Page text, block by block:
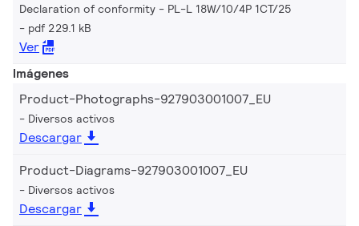
Declaration of conformity - PL-L 18W/10/4P 1CT/25
pdf 229.1 kB
Ver
Imágenes
Product-Photographs-927903001007_EU
Diversos activos
Descargar
Product-Diagrams-927903001007_EU
Diversos activos
Descargar